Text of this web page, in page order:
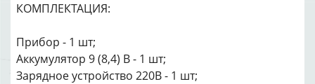
КОМПЛЕКТАЦИЯ:
Прибор - 1 шт;
Аккумулятор 9 (8,4) В - 1 шт;
Зарядное устройство 220В - 1 шт;